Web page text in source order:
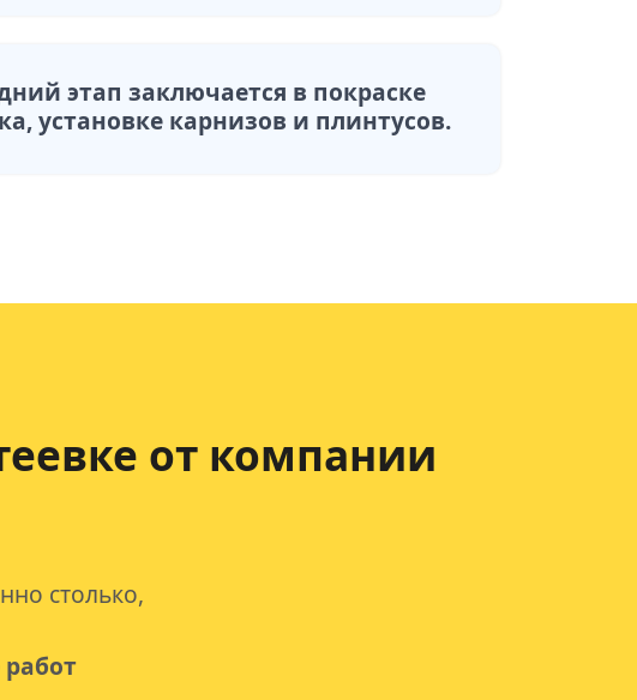
этап заключается в покраске
установке карнизов и плинтусов.
от компании
столько,